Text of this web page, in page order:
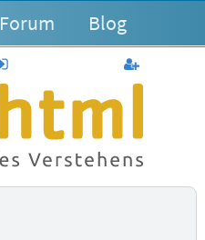
Forum Blog
anmelden